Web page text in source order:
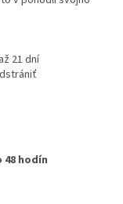
21 dní
hodín